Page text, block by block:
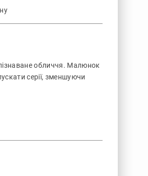
обличчя. Малюнок
серії, зменшуючи